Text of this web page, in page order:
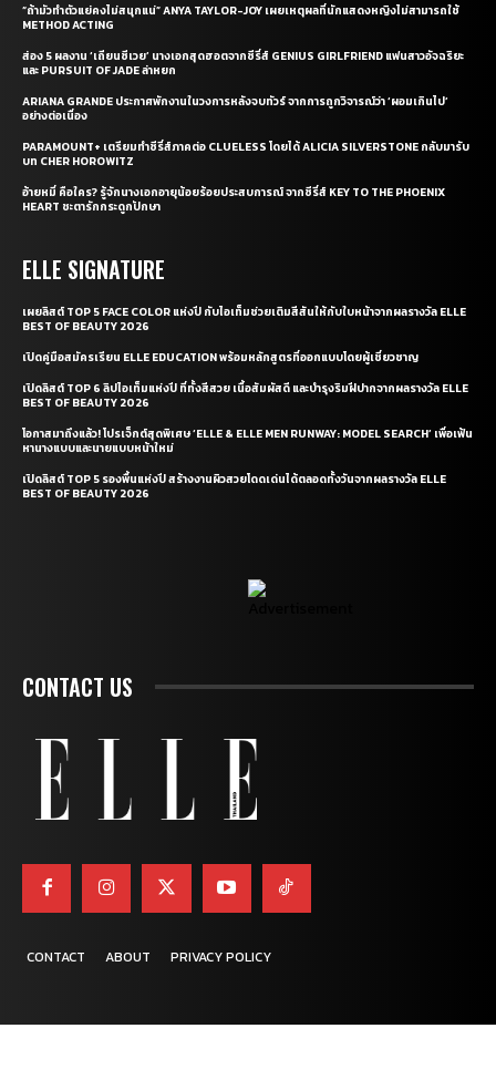
“ถ้ามัวทำตัวแย่คงไม่สนุกแน่” ANYA TAYLOR-JOY เผยเหตุผลที่นักแสดงหญิงไม่สามารถใช้
METHOD ACTING
ส่อง 5 ผลงาน ‘เถียนซีเวย’ นางเอกสุดฮอตจากซีรี่ส์ GENIUS GIRLFRIEND แฟนสาวอัจฉริยะ
และ PURSUIT OF JADE ล่าหยก
ARIANA GRANDE ประกาศพักงานในวงการหลังจบทัวร์ จากการถูกวิจารณ์ว่า ‘ผอมเกินไป’
อย่างต่อเนื่อง
PARAMOUNT+ เตรียมทำซีรี่ส์ภาคต่อ CLUELESS โดยได้ ALICIA SILVERSTONE กลับมารับ
บท CHER HOROWITZ
อ้ายหมี่ คือใคร? รู้จักนางเอกอายุน้อยร้อยประสบการณ์ จากซีรี่ส์ KEY TO THE PHOENIX
HEART ชะตารักกระดูกปักษา
ELLE SIGNATURE
เผยลิสต์ TOP 5 FACE COLOR แห่งปี กับไอเท็มช่วยเติมสีสันให้กับใบหน้าจากผลรางวัล ELLE
BEST OF BEAUTY 2026
เปิดคู่มือสมัครเรียน ELLE EDUCATION พร้อมหลักสูตรที่ออกแบบโดยผู้เชี่ยวชาญ
เปิดลิสต์ TOP 6 ลิปไอเท็มแห่งปี ที่ทั้งสีสวย เนื้อสัมผัสดี และบำรุงริมฝีปากจากผลรางวัล ELLE
BEST OF BEAUTY 2026
โอกาสมาถึงแล้ว! โปรเจ็กต์สุดพิเศษ ‘ELLE & ELLE MEN RUNWAY: MODEL SEARCH’ เพื่อเฟ้น
หานางแบบและนายแบบหน้าใหม่
เปิดลิสต์ TOP 5 รองพื้นแห่งปี สร้างงานผิวสวยโดดเด่นได้ตลอดทั้งวันจากผลรางวัล ELLE
BEST OF BEAUTY 2026
CONTACT US
CONTACT ABOUT PRIVACY POLICY